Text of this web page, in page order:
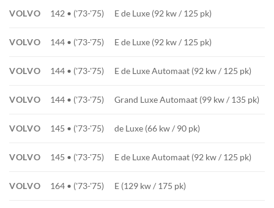
VOLVO 142 • ('73-'75) E de Luxe (92 kw / 125 pk)
VOLVO 144 • ('73-'75) E de Luxe (92 kw / 125 pk)
VOLVO 144 • ('73-'75) E de Luxe Automaat (92 kw / 125 pk)
VOLVO 144 • ('73-'75) Grand Luxe Automaat (99 kw / 135 pk)
VOLVO 145 • ('73-'75) de Luxe (66 kw / 90 pk)
VOLVO 145 • ('73-'75) E de Luxe Automaat (92 kw / 125 pk)
VOLVO 164 • ('73-'75) E (129 kw / 175 pk)